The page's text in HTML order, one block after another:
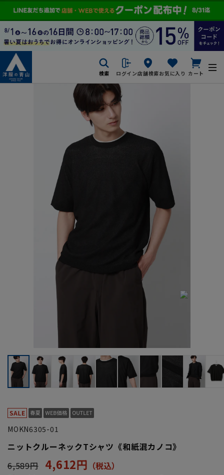
検索 ログイン店舗検索お気に入り カート
MOKN6305-01
ニットクルーネックTシャツ《和紙混カノコ》
6,589円 4,612円